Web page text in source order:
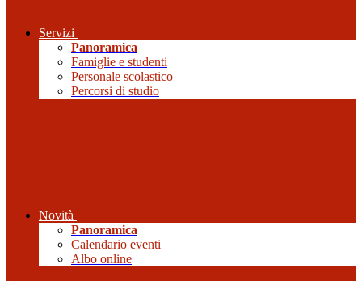
Servizi
Panoramica
Famiglie e studenti
Personale scolastico
Percorsi di studio
Novità
Panoramica
Calendario eventi
Albo online